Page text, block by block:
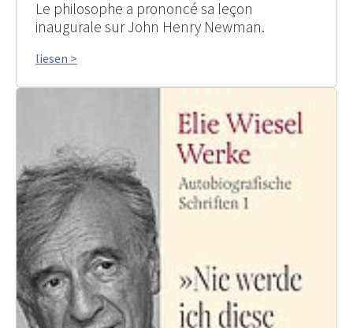
Le philosophe a prononcé sa leçon
inaugurale sur John Henry Newman.
liesen >